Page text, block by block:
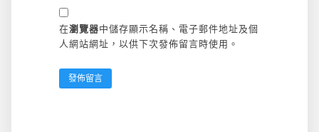
在瀏覽器中儲存顯示名稱、電子郵件地址及個
人網站網址，以供下次發佈留言時使用。